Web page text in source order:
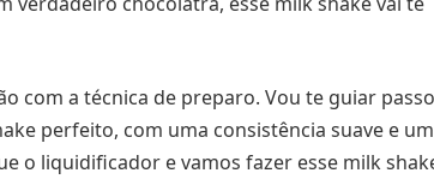
com a técnica de preparo. Vou te guiar passo
perfeito, com uma consistência suave e um
o liquidificador e vamos fazer esse milk